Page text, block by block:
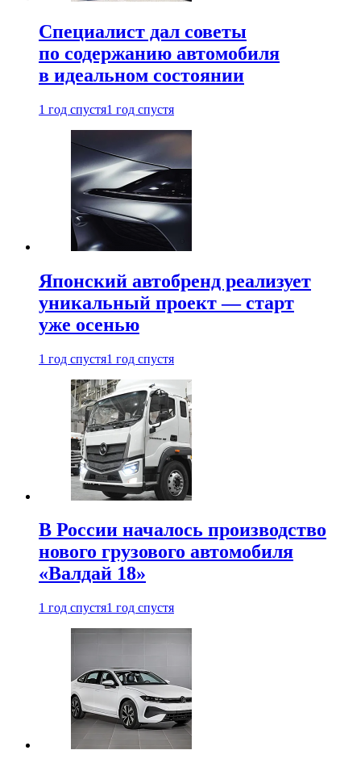
Специалист дал советы
по содержанию автомобиля
в идеальном состоянии
1 год спустя1 год спустя
Японский автобренд реализует
уникальный проект — старт
уже осенью
1 год спустя1 год спустя
В России началось производство
нового грузового автомобиля
«Валдай 18»
1 год спустя1 год спустя